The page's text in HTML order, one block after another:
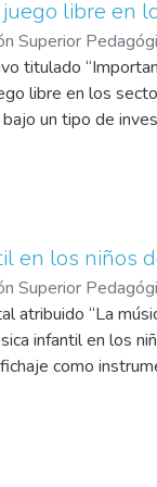
libre en
Superior
Arellan, Kele
titulado
libre en los
un tipo de
juego libre en
abarcando
y libre
de los
creatividad,
en los niños
Superior
atribuido “La
infantil en los
como